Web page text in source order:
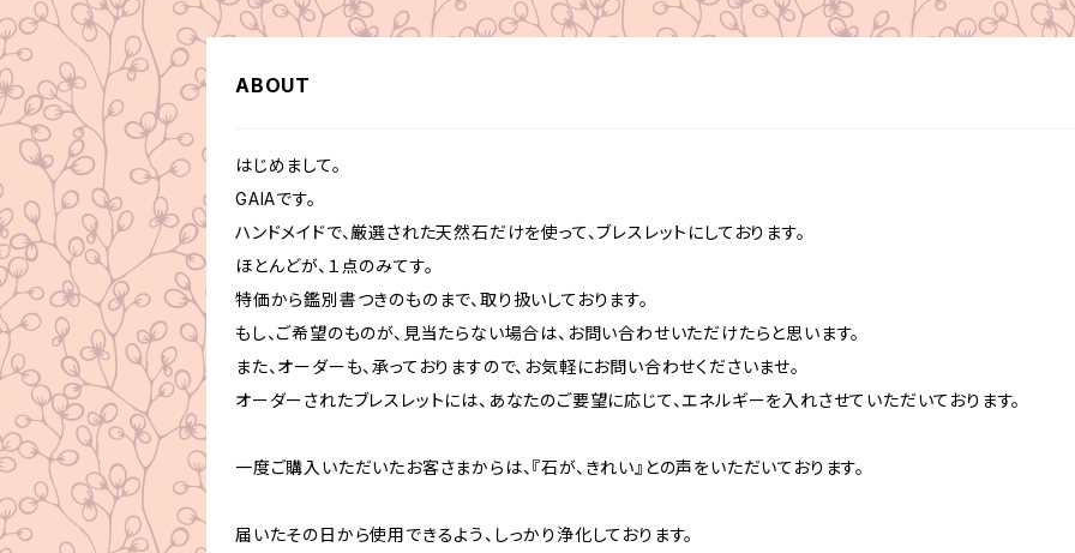
ABOUT
はじめまして。
GAIAです。
ハンドメイドで、厳選された天然石だけを使って、ブレスレットにしております。
ほとんどが、１点のみてす。
特価から鑑別書つきのものまで、取り扱いしております。
もし、ご希望のものが、見当たらない場合は、お問い合わせいただけたらと思います。
また、オーダーも、承っておりますので、お気軽にお問い合わせくださいませ。
オーダーされたブレスレットには、あなたのご要望に応じて、エネルギーを入れさせていただいております。
一度ご購入いただいたお客さまからは、『石が、きれい』との声をいただいております。
届いたその日から使用できるよう、しっかり浄化しております。